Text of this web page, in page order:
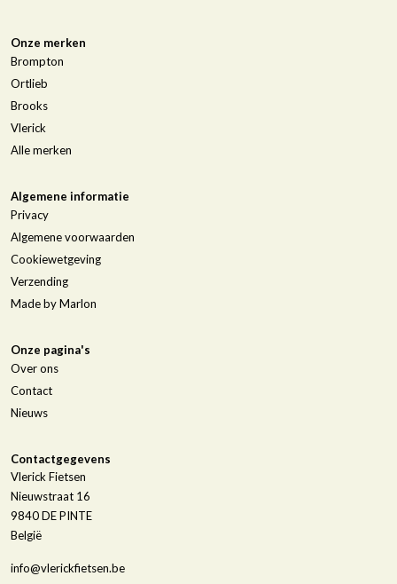
Onze merken
Brompton
Ortlieb
Brooks
Vlerick
Alle merken
Algemene informatie
Privacy
Algemene voorwaarden
Cookiewetgeving
Verzending
Made by Marlon
Onze pagina's
Over ons
Contact
Nieuws
Contactgegevens
Vlerick Fietsen
Nieuwstraat 16
9840DE PINTE
België
info@vlerickfietsen.be